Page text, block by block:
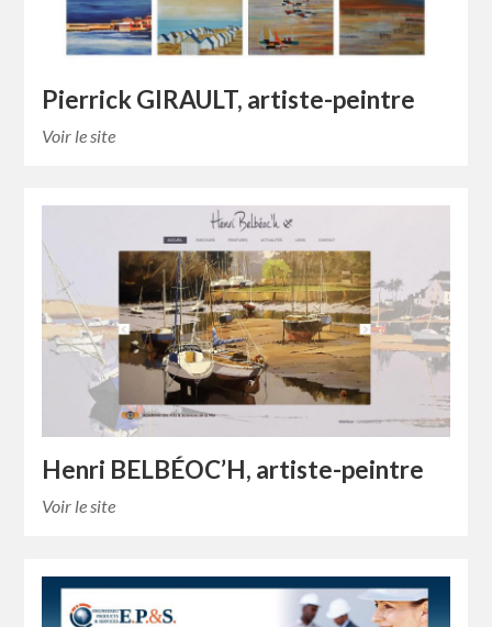
Pierrick GIRAULT, artiste-peintre
Voir le site
Henri BELBÉOC’H, artiste-peintre
Voir le site